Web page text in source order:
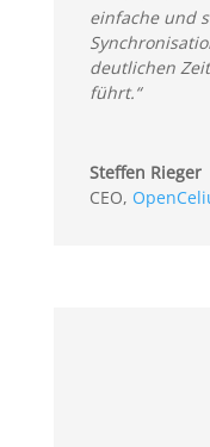
einfache und
deutlichen
führt.“
Steffen Rieger
CEO,